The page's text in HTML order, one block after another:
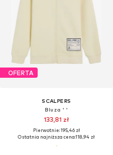
OFERTA
SCALPERS
Bluza ' '
133,81 zł
Pierwotnie: 195,46 zł
Ostatnia najniższa cena:118,94 zł